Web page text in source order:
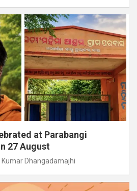
at Parabangi
27 August
Kumar Dhangadamajhi